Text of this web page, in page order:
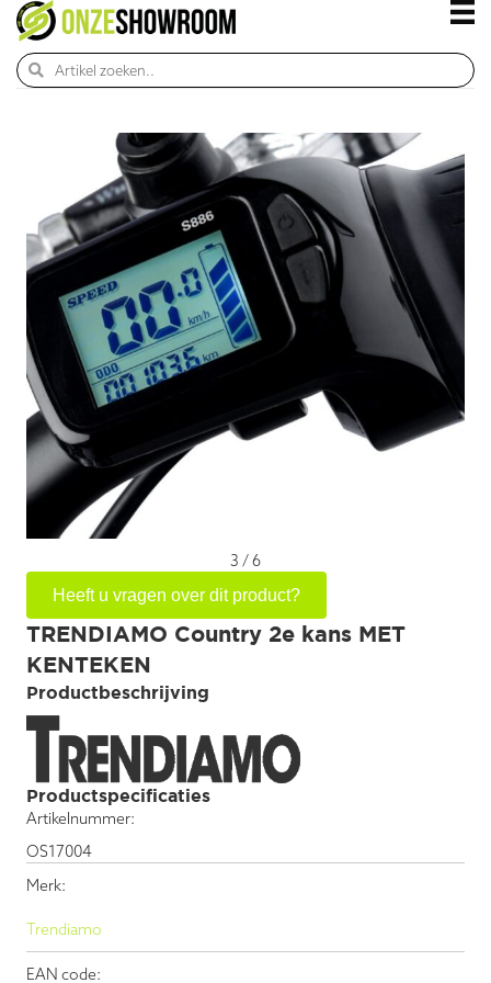
Productspecificaties
Artikelnummer:
OS17004
Merk:
Trendiamo
EAN code:
3 /6
Heeft u vragen over dit product?
TRENDIAMO Country 2e kans MET
KENTEKEN
Productbeschrijving